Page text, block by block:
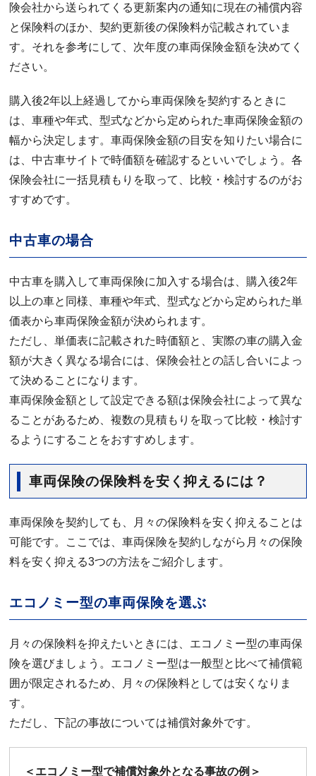
険会社から送られてくる更新案内の通知に現在の補償内容
と保険料のほか、契約更新後の保険料が記載されていま
す。それを参考にして、次年度の車両保険金額を決めてく
ださい。
購入後2年以上経過してから車両保険を契約するときに
は、車種や年式、型式などから定められた車両保険金額の
幅から決定します。車両保険金額の目安を知りたい場合に
は、中古車サイトで時価額を確認するといいでしょう。各
保険会社に一括見積もりを取って、比較・検討するのがお
すすめです。
中古車の場合
中古車を購入して車両保険に加入する場合は、購入後2年
以上の車と同様、車種や年式、型式などから定められた単
価表から車両保険金額が決められます。
ただし、単価表に記載された時価額と、実際の車の購入金
額が大きく異なる場合には、保険会社との話し合いによっ
て決めることになります。
車両保険金額として設定できる額は保険会社によって異な
ることがあるため、複数の見積もりを取って比較・検討す
るようにすることをおすすめします。
車両保険の保険料を安く抑えるには？
車両保険を契約しても、月々の保険料を安く抑えることは
可能です。ここでは、車両保険を契約しながら月々の保険
料を安く抑える3つの方法をご紹介します。
エコノミー型の車両保険を選ぶ
月々の保険料を抑えたいときには、エコノミー型の車両保
険を選びましょう。エコノミー型は一般型と比べて補償範
囲が限定されるため、月々の保険料としては安くなりま
す。
ただし、下記の事故については補償対象外です。
＜エコノミー型で補償対象外となる事故の例＞